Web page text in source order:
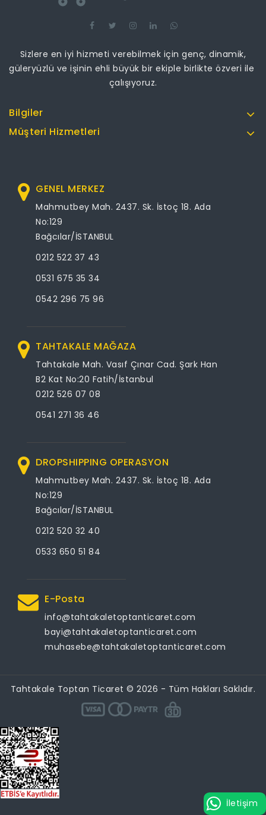
Sizlere en iyi hizmeti verebilmek için genç, dinamik,
güleryüzlü ve işinin ehli büyük bir ekiple birlikte özveri ile
çalışıyoruz.
Bilgiler
Müşteri Hizmetleri
GENEL MERKEZ
Mahmutbey Mah. 2437. Sk. İstoç 18. Ada
No:129
Bağcılar/İSTANBUL
0212 522 37 43
0531 675 35 34
0542 296 75 96
TAHTAKALE MAĞAZA
Tahtakale Mah. Vasıf Çınar Cad. Şark Han
B2 Kat No:20 Fatih/İstanbul
0212 526 07 08
0541 271 36 46
DROPSHIPPING OPERASYON
Mahmutbey Mah. 2437. Sk. İstoç 18. Ada
No:129
Bağcılar/İSTANBUL
0212 520 32 40
0533 650 51 84
E-Posta
info@tahtakaletoptanticaret.com
bayi@tahtakaletoptanticaret.com
muhasebe@tahtakaletoptanticaret.com
Tahtakale Toptan Ticaret © 2026 - Tüm Hakları Saklıdır.
İletişim